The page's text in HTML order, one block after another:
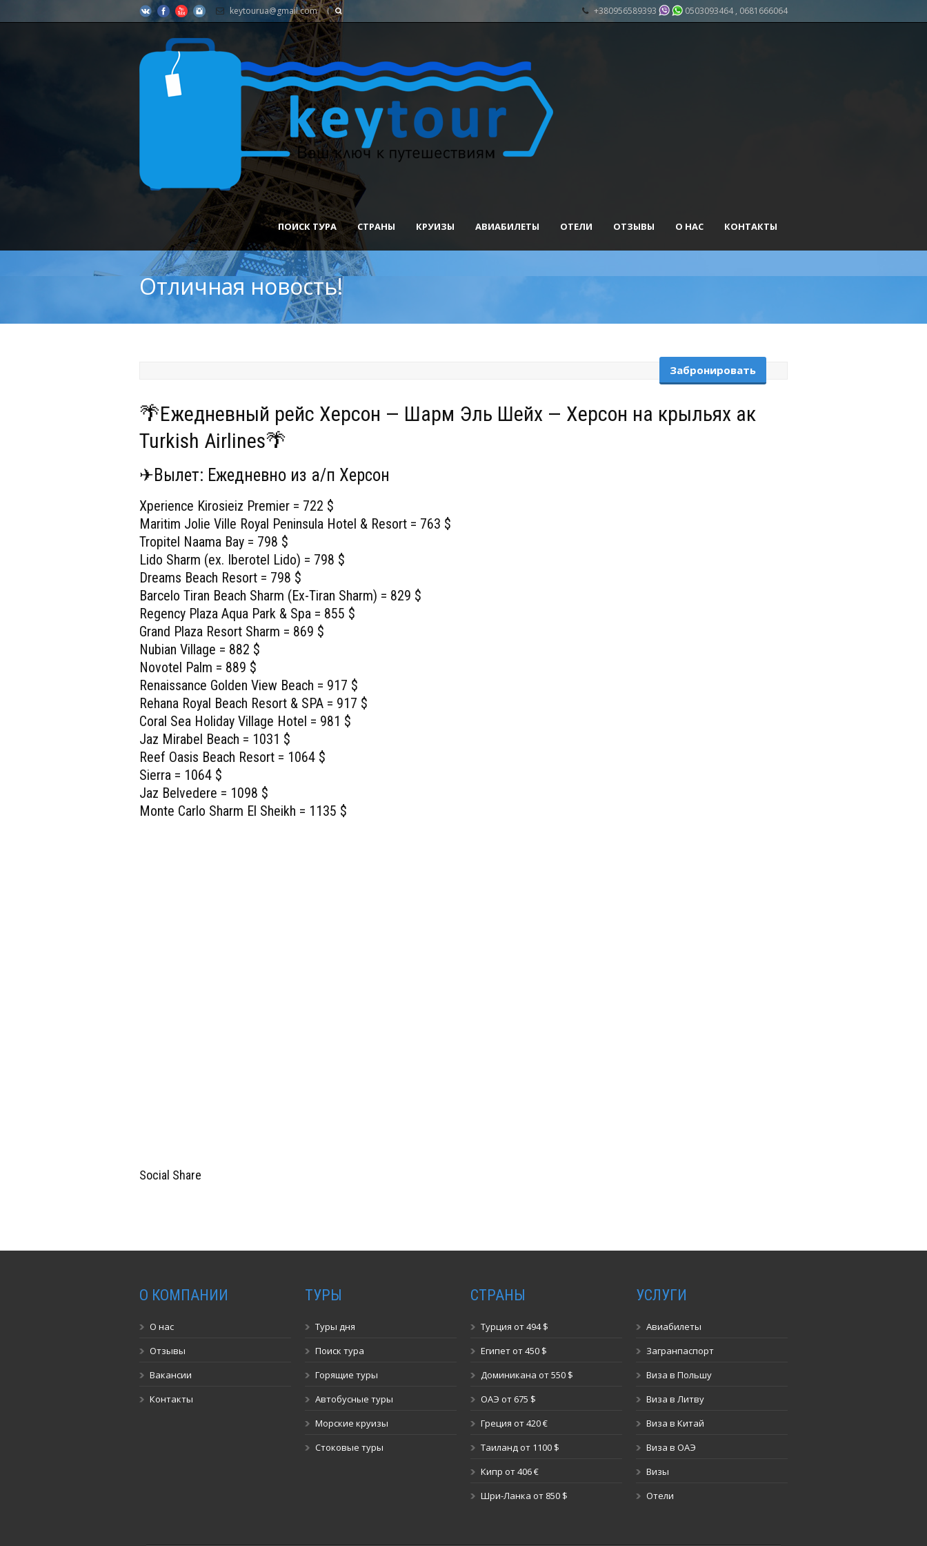
keytourua@gmail.com +380956589393 0503093464 , 0681666064
ПОИСК ТУРА СТРАНЫ КРУИЗЫ АВИАБИЛЕТЫ ОТЕЛИ ОТЗЫВЫ О НАС КОНТАКТЫ
Отличная новость!
Забронировать
🌴Ежедневный рейс Херсон — Шарм Эль Шейх — Херсон на крыльях ак
Turkish Airlines🌴
✈Вылет: Ежедневно из а/п Херсон
Xperience Kirosieiz Premier = 722 $
Maritim Jolie Ville Royal Peninsula Hotel & Resort = 763 $
Tropitel Naama Bay = 798 $
Lido Sharm (ex. Iberotel Lido) = 798 $
Dreams Beach Resort = 798 $
Barcelo Tiran Beach Sharm (Ex-Tiran Sharm) = 829 $
Regency Plaza Aqua Park & Spa = 855 $
Grand Plaza Resort Sharm = 869 $
Nubian Village = 882 $
Novotel Palm = 889 $
Renaissance Golden View Beach = 917 $
Rehana Royal Beach Resort & SPA = 917 $
Coral Sea Holiday Village Hotel = 981 $
Jaz Mirabel Beach = 1031 $
Reef Oasis Beach Resort = 1064 $
Sierra = 1064 $
Jaz Belvedere = 1098 $
Monte Carlo Sharm El Sheikh = 1135 $
Social Share
О КОМПАНИИ
О нас
Отзывы
Вакансии
Контакты
ТУРЫ
Туры дня
Поиск тура
Горящие туры
Автобусные туры
Морские круизы
Стоковые туры
СТРАНЫ
Турция от 494 $
Египет от 450 $
Доминикана от 550 $
ОАЭ от 675 $
Греция от 420 €
Таиланд от 1100 $
Кипр от 406 €
Шри-Ланка от 850 $
УСЛУГИ
Авиабилеты
Загранпаспорт
Виза в Польшу
Виза в Литву
Виза в Китай
Виза в ОАЭ
Визы
Отели